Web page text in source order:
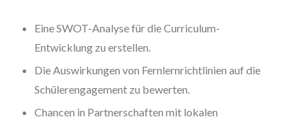
Eine SWOT-Analyse für die Curriculum-
Entwicklung zu erstellen.
Die Auswirkungen von Fernlernrichtlinien auf die
Schülerengagement zu bewerten.
Chancen in Partnerschaften mit lokalen